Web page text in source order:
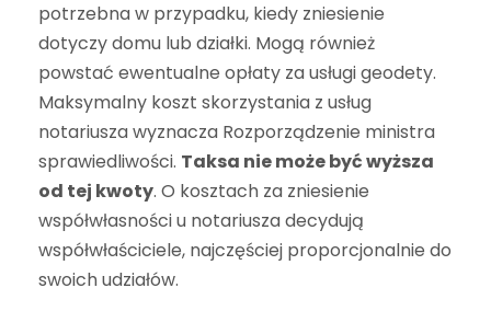
potrzebna w przypadku, kiedy zniesienie
dotyczy domu lub działki. Mogą również
powstać ewentualne opłaty za usługi geodety.
Maksymalny koszt skorzystania z usług
notariusza wyznacza Rozporządzenie ministra
sprawiedliwości. Taksa nie może być wyższa
od tej kwoty. O kosztach za zniesienie
współwłasności u notariusza decydują
współwłaściciele, najczęściej proporcjonalnie do
swoich udziałów.